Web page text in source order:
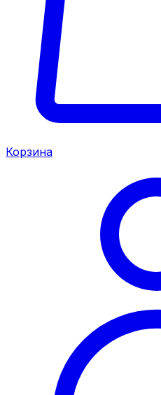
Корзина